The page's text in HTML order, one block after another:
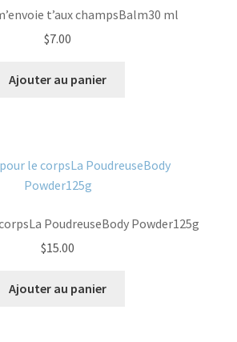
t’aux champsBalm30 ml
$7.00
Ajouter au panier
PoudreuseBody Powder125g
$15.00
Ajouter au panier